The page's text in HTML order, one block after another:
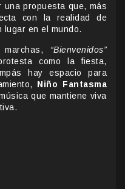
una propuesta que, más
con la realidad de
lugar en el mundo.
“Bienvenidos”
como la fiesta,
hay espacio para
Niño Fantasma
que mantiene viva